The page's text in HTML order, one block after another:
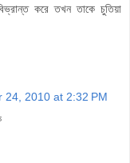
করে তখন তাকে চুতিয়া
24, 2010 at 2:32 PM